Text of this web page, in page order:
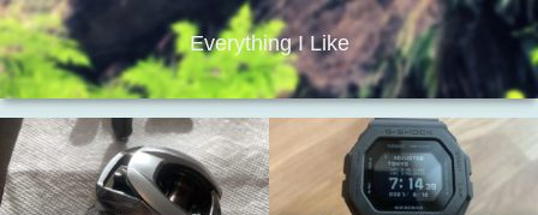
Everything I Like